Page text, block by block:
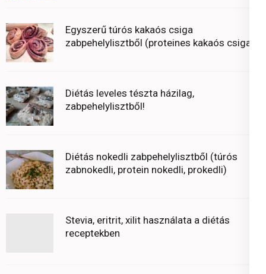
Egyszerű túrós kakaós csiga
zabpehelylisztből (proteines kakaós csiga)
Diétás leveles tészta házilag,
zabpehelylisztből!
Diétás nokedli zabpehelylisztből (túrós
zabnokedli, protein nokedli, prokedli)
Stevia, eritrit, xilit használata a diétás
receptekben